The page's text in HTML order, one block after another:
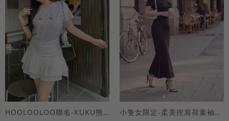
HOOLOOLOO聯名-KUKU熊蝴蝶結短袖上衣 小隻女限定-柔美挖肩荷葉袖魚尾長洋裝